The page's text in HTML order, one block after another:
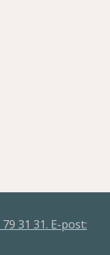
31 31. E-post: